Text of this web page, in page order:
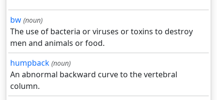
bw (noun)
The use of bacteria or viruses or toxins to destroy
men and animals or food.
humpback (noun)
An abnormal backward curve to the vertebral
column.